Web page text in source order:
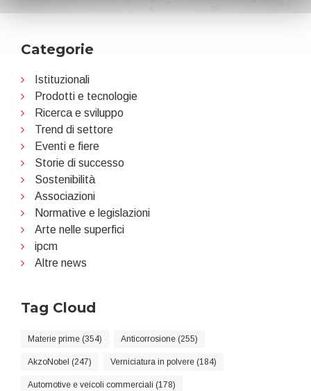
Categorie
Istituzionali
Prodotti e tecnologie
Ricerca e sviluppo
Trend di settore
Eventi e fiere
Storie di successo
Sostenibilità
Associazioni
Normative e legislazioni
Arte nelle superfici
ipcm
Altre news
Tag Cloud
Materie prime (354) Anticorrosione (255)
AkzoNobel (247) Verniciatura in polvere (184)
Automotive e veicoli commerciali (178)